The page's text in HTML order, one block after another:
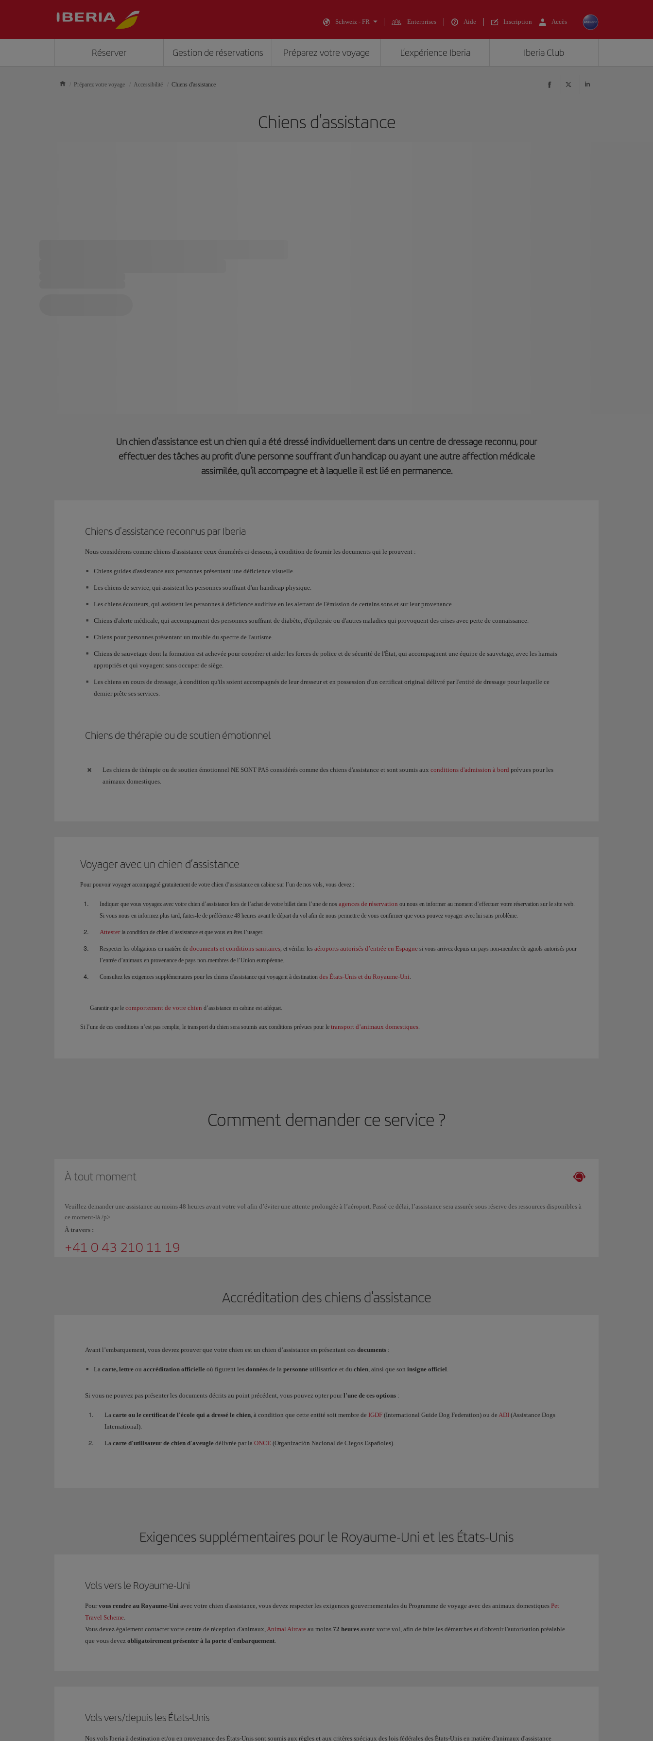
Schweiz - FR Enterprises Aide Inscription Accès
Réserver Gestion de réservations Préparez votre voyage L’expérience Iberia Iberia Club
Préparez votre voyage Accessibilité Chiens d'assistance
Chiens d'assistance
Un chien d'assistance est un chien qui a été dressé individuellement dans un centre de dressage reconnu, pour
effectuer des tâches au profit d'une personne souffrant d'un handicap ou ayant une autre affection médicale
assimilée, qu'il accompagne et à laquelle il est lié en permanence.
Chiens d'assistance reconnus par Iberia
Nous considérons comme chiens d'assistance ceux énumérés ci-dessous, à condition de fournir les documents qui le prouvent :
Chiens guides d'assistance aux personnes présentant une déficience visuelle.
Les chiens de service, qui assistent les personnes souffrant d'un handicap physique.
Les chiens écouteurs, qui assistent les personnes à déficience auditive en les alertant de l'émission de certains sons et sur leur provenance.
Chiens d'alerte médicale, qui accompagnent des personnes souffrant de diabète, d'épilepsie ou d'autres maladies qui provoquent des crises avec perte de connaissance.
Chiens pour personnes présentant un trouble du spectre de l'autisme.
Chiens de sauvetage dont la formation est achevée pour coopérer et aider les forces de police et de sécurité de l'État, qui accompagnent une équipe de sauvetage, avec les harnais
appropriés et qui voyagent sans occuper de siège.
Les chiens en cours de dressage, à condition qu'ils soient accompagnés de leur dresseur et en possession d'un certificat original délivré par l'entité de dressage pour laquelle ce
dernier prête ses services.
Chiens de thérapie ou de soutien émotionnel
Les chiens de thérapie ou de soutien émotionnel NE SONT PAS considérés comme des chiens d'assistance et sont soumis aux conditions d'admission à bord prévues pour les
animaux domestiques.
Voyager avec un chien d’assistance
Pour pouvoir voyager accompagné gratuitement de votre chien d’assistance en cabine sur l’un de nos vols, vous devez :
Indiquer que vous voyagez avec votre chien d’assistance lors de l’achat de votre billet dans l’une de nos agences de réservation ou nous en informer au moment d’effectuer votre réservation sur le site web.
Si vous nous en informez plus tard, faites-le de préférence 48 heures avant le départ du vol afin de nous permettre de vous confirmer que vous pouvez voyager avec lui sans problème.
Attesterla condition de chien d’assistance et que vous en êtes l’usager.
Respecter les obligations en matière de documents et conditions sanitaires , et vérifier les aéroports autorisés d’entrée en Espagne si vous arrivez depuis un pays non-membre de agnols autorisés pour
l’entrée d’animaux en provenance de pays non-membres de l’Union européenne.
Consultez les exigences supplémentaires pour les chiens d'assistance qui voyagent à destination des États-Unis et du Royaume-Uni
Garantir que le comportement de votre chien d’assistance en cabine est adéquat.
Si l’une de ces conditions n’est pas remplie, le transport du chien sera soumis aux conditions prévues pour le transport d’animaux domestiques
Comment demander ce service ?
À tout moment
Veuillez demander une assistance au moins 48 heures avant votre vol afin d’éviter une attente prolongée à l’aéroport. Passé ce délai, l’assistance sera assurée sous réserve des ressources disponibles à
ce moment-là./p>
À travers :
+41 0 43 210 11 19
Accréditation des chiens d'assistance
Avant l’embarquement, vous devrez prouver que votre chien est un chien d’assistance en présentant ces documents :
La carte, lettre ou accréditation officielle où figurent les données de la personne utilisatrice et du chien , ainsi que son insigne officiel
Si vous ne pouvez pas présenter les documents décrits au point précédent, vous pouvez opter pour l'une de ces options :
La carte ou le certificat de l'école qui a dressé le chien , à condition que cette entité soit membre de IGDF (International Guide Dog Federation) ou de ADI (Assistance Dogs
International).
La carte d'utilisateur de chien d'aveugle délivrée par la ONCE (Organización Nacional de Ciegos Españoles).
Exigences supplémentaires pour le Royaume-Uni et les États-Unis
Vols vers le Royaume-Uni
Pour vous rendre au Royaume-Uni avec votre chien d'assistance, vous devez respecter les exigences gouvernementales du Programme de voyage avec des animaux domestiques Pet
Travel Scheme.
Vous devez également contacter votre centre de réception d'animaux,Animal Aircare au moins 72 heures avant votre vol, afin de faire les démarches et d'obtenir l'autorisation préalable
que vous devez obligatoirement présenter à la porte d'embarquement.
Vols vers/depuis les États-Unis
Nos vols Iberia à destination et/ou en provenance des États-Unis sont soumis aux règles et aux critères spéciaux des lois fédérales des États-Unis en matière d'animaux d'assistance